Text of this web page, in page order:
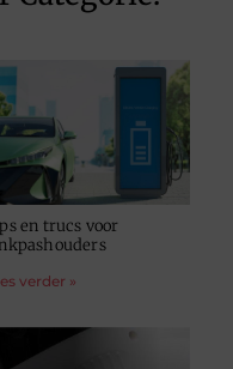
en trucs voor
verder »